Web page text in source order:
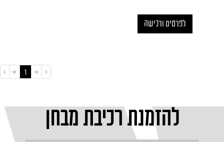
לפרטים ורכישה
‹
«
1
»
›
להזמנת רכיבת מבחן